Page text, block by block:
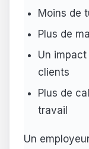
Moins de
Plus de
Un
clients
Plus de
travail
Un